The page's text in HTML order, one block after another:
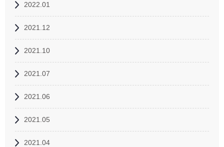
2022.01
2021.12
2021.10
2021.07
2021.06
2021.05
2021.04